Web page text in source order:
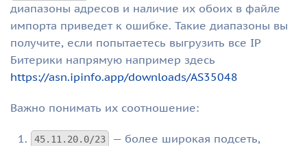
диапазоны адресов и наличие их обоих в файле
импорта приведет к ошибке. Такие диапазоны вы
получите, если попытаетесь выгрузить все IP
Битерики напрямую например здесь
https://asn.ipinfo.app/downloads/AS35048
Важно понимать их соотношение:
45.11.20.0/23
— более широкая подсеть,